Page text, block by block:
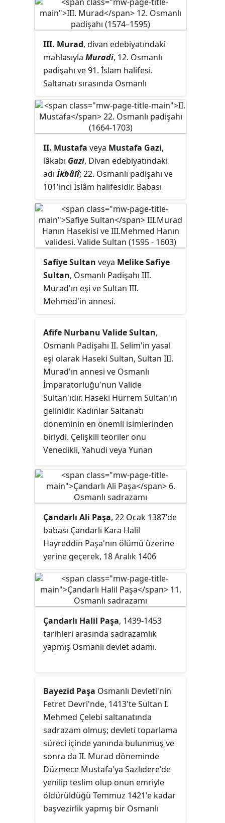
Saltanatı boyunca sefere
gitmemiştir. Saltanatında Celali
isyanları bastırılmıştır. Tarihi
yarımadada bulunan ve Mavi Camii
olarak da bilinen Sultanahmet
Camii, 1609-1617 yılları arasında
saltanatı döneminde yaptırılmıştır.
III. Murad, divan edebiyatındaki
mahlasıyla Muradi, 12. Osmanlı
padişahı ve 91. İslam halifesi.
Saltanatı sırasında Osmanlı
ulaşmasına rağmen, devletteki
yozlaşma yine saltanatı sırasında
başlamıştır. Saltanatı boyunca
sefere gitmemiştir.
II. Mustafa veya Mustafa Gazi,
lâkabı Gazi, Divan edebiyatındaki
adıİkbâlî; 22. Osmanlı padişahı ve
101'inci İslâm halifesidir. Babası
Emetullah Râbi'a Gülnûş Sultan'dır.
Kuvvetli bir ilim tahsili yaptı.
Osmanlı padişahları arasında
sefere çıkan son padişahtır.
Safiye Sultan veya Melike Safiye
Sultan, Osmanlı Padişahı III.
Murad'ın eşi ve Sultan III.
Mehmed'in annesi.
Afife Nurbanu Valide Sultan,
Osmanlı Padişahı II. Selim'in yasal
eşi olarak Haseki Sultan, Sultan III.
Murad'ın annesi ve Osmanlı
İmparatorluğu'nun Valide
Sultan'ıdır. Haseki Hürrem Sultan'ın
gelinidir. Kadınlar Saltanatı
döneminin en önemli isimlerinden
biriydi. Çelişkili teoriler onu
Venedikli, Yahudi veya Yunan
Cecilia Venier-Baffo,Rachelveya
Kalē Kartanouolabilir.
Çandarlı Ali Paşa, 22 Ocak 1387'de
babası Çandarlı Kara Halil
Hayreddin Paşa'nın ölümü üzerine
yerine geçerek, 18 Aralık 1406
ve I. Bayezid için Ankara
Muharebesi'ne kadar 15 yıl 6 ay ve
Fetret Devri dönemindeSüleyman
Çelebi'nin yanında 4 yıl 4 küsur ay
vezir-i azamlık yapmış ve Osmanlı
Devleti'nin kuruluş sürecinde
Çandarlı Halil Paşa, 1439-1453
tarihleri arasında sadrazamlık
yapmış Osmanlı devlet adamı.
Bayezid Paşa Osmanlı Devleti'nin
Fetret Devri'nde, 1413'te Sultan I.
Mehmed Çelebi saltanatında
sadrazam olmuş; devleti toparlama
süreci içinde yanında bulunmuş ve
sonra da II. Murad döneminde
Düzmece Mustafa'ya Sazlıdere'de
yenilip teslim olup onun emriyle
öldürüldüğü Temmuz 1421'e kadar
başvezirlik yapmış bir Osmanlı